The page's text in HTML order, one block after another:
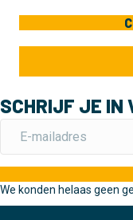
SCHRIJF JE IN
We konden helaas geen